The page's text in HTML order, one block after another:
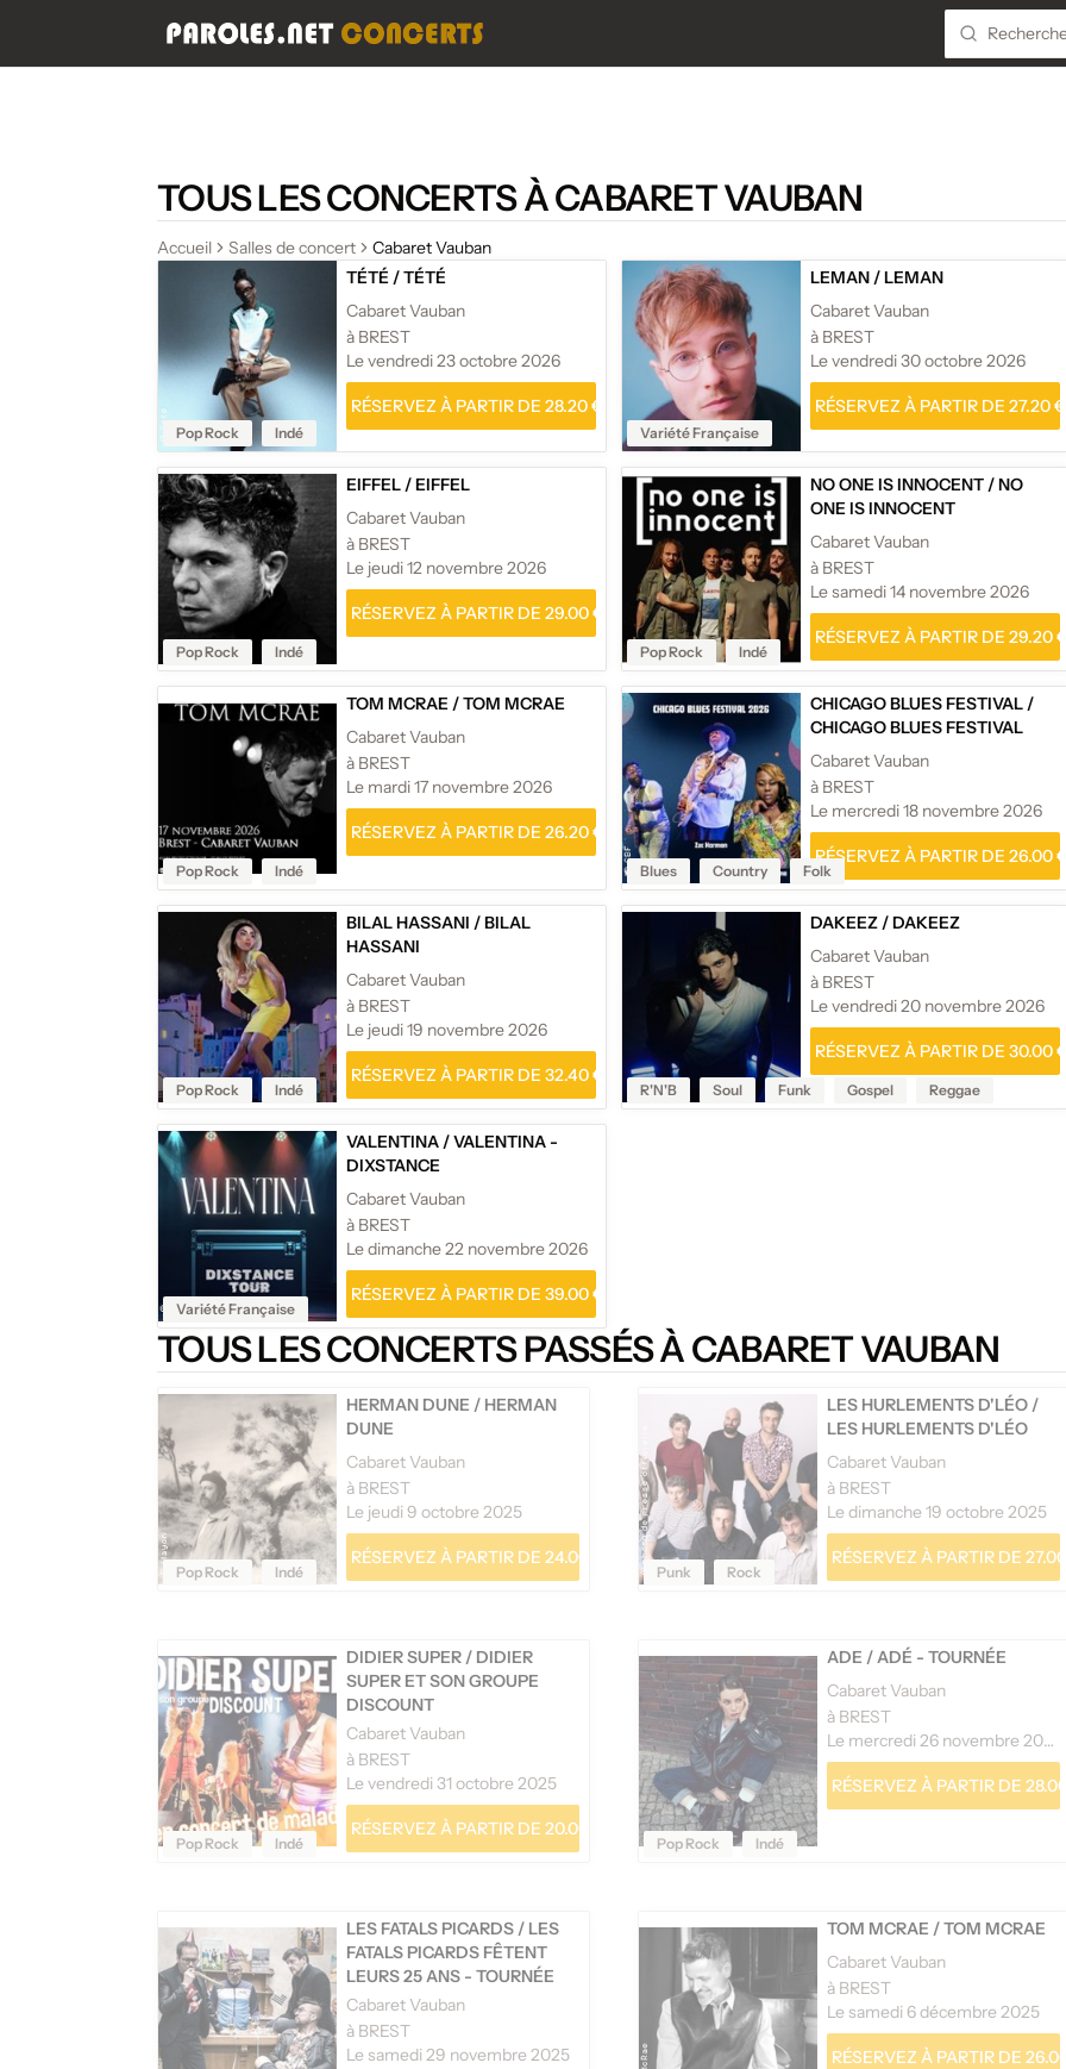
TOUS LES CONCERTS À CABARET VAUBAN
Accueil Salles de concert Cabaret Vauban
Pop Rock Indé
TÉTÉ /TÉTÉ
Cabaret Vauban
à BREST
Le vendredi 23 octobre 2026
RÉSERVEZ À PARTIR DE 28.20 €
Variété Française
LEMAN /LEMAN
Cabaret Vauban
à BREST
Le vendredi 30 octobre 2026
RÉSERVEZ À PARTIR DE 27.20 €
Pop Rock Indé
EIFFEL /EIFFEL
Cabaret Vauban
à BREST
Le jeudi 12 novembre 2026
RÉSERVEZ À PARTIR DE 29.00 €
Pop Rock Indé
NO ONE IS INNOCENT /NO
ONE IS INNOCENT
Cabaret Vauban
à BREST
Le samedi 14 novembre 2026
RÉSERVEZ À PARTIR DE 29.20
Pop Rock Indé
TOM MCRAE /TOM MCRAE
Cabaret Vauban
à BREST
Le mardi 17 novembre 2026
RÉSERVEZ À PARTIR DE 26.20 €
Blues Country Folk
CHICAGO BLUES FESTIVAL /
CHICAGO BLUES FESTIVAL
Cabaret Vauban
à BREST
Le mercredi 18 novembre 2026
RÉSERVEZ À PARTIR DE 26.00
Pop Rock Indé
BILAL HASSANI /BILAL
HASSANI
Cabaret Vauban
à BREST
Le jeudi 19 novembre 2026
RÉSERVEZ À PARTIR DE 32.40 €
R'N'B Soul Funk Gospel Reggae
DAKEEZ /DAKEEZ
Cabaret Vauban
à BREST
Le vendredi 20 novembre 2026
RÉSERVEZ À PARTIR DE 30.00
Variété Française
VALENTINA /VALENTINA -
DIXSTANCE
Cabaret Vauban
à BREST
Le dimanche 22 novembre 2026
RÉSERVEZ À PARTIR DE 39.00 €
TOUS LES CONCERTS PASSÉS À CABARET VAUBAN
Pop Rock Indé
HERMAN DUNE / HERMAN
DUNE
Cabaret Vauban
à BREST
Le jeudi 9 octobre 2025
RÉSERVEZ À PARTIR DE 24.00 €
Punk Rock
LES HURLEMENTS D'LÉO /
LES HURLEMENTS D'LÉO
Cabaret Vauban
à BREST
Le dimanche 19 octobre 2025
RÉSERVEZ À PARTIR DE
Pop Rock Indé
DIDIER SUPER / DIDIER
SUPER ET SON GROUPE
DISCOUNT
Cabaret Vauban
à BREST
Le vendredi 31 octobre 2025
RÉSERVEZ À PARTIR DE 20.00 €
Pop Rock Indé
ADE /ADÉ - TOURNÉE
Cabaret Vauban
à BREST
Le mercredi 26 novembre 2025
RÉSERVEZ À PARTIR DE
LES FATALS PICARDS / LES
FATALS PICARDS FÊTENT
LEURS 25 ANS - TOURNÉE
Cabaret Vauban
à BREST
Le samedi 29 novembre 2025
TOM MCRAE /TOM MCRAE
Cabaret Vauban
à BREST
Le samedi 6 décembre 2025
RÉSERVEZ À PARTIR DE